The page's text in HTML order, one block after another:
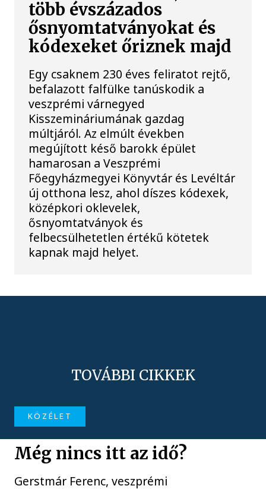
több évszázados
ősnyomtatványokat és
kódexeket őriznek majd
Egy csaknem 230 éves feliratot rejtő,
befalazott falfülke tanúskodik a
veszprémi várnegyed
Kisszemináriumának gazdag
múltjáról. Az elmúlt években
megújított késő barokk épület
hamarosan a Veszprémi
Főegyházmegyei Könyvtár és Levéltár
új otthona lesz, ahol díszes kódexek,
középkori oklevelek,
ősnyomtatványok és
felbecsülhetetlen értékű kötetek
kapnak majd helyet.
TOVÁBBI CIKKEK
KÖZÉLET
Még nincs itt az idő?
Gerstmár Ferenc, veszprémi